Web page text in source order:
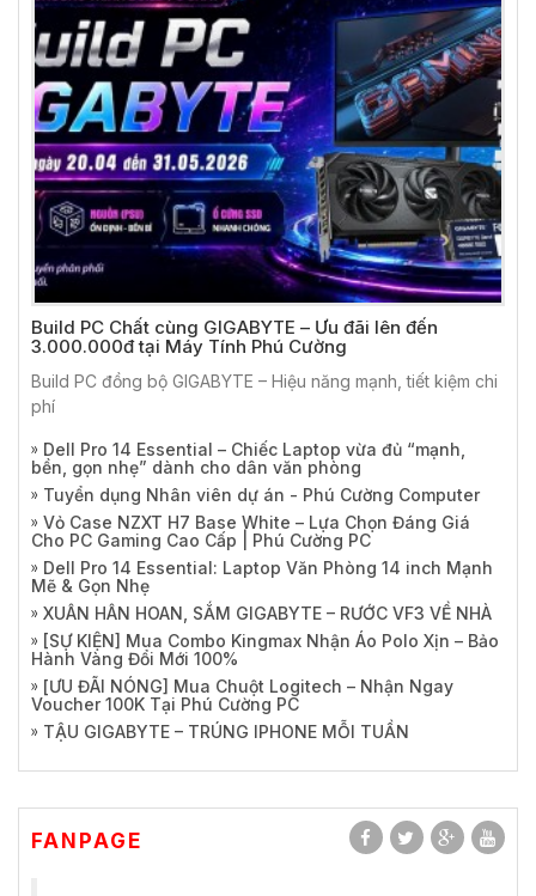
Build PC Chất cùng GIGABYTE – Ưu đãi lên đến
3.000.000đ tại Máy Tính Phú Cường
Build PC đồng bộ GIGABYTE – Hiệu năng mạnh, tiết kiệm chi
phí
Dell Pro 14 Essential – Chiếc Laptop vừa đủ “mạnh,
bền, gọn nhẹ” dành cho dân văn phòng
Tuyển dụng Nhân viên dự án - Phú Cường Computer
Vỏ Case NZXT H7 Base White – Lựa Chọn Đáng Giá
Cho PC Gaming Cao Cấp | Phú Cường PC
Dell Pro 14 Essential: Laptop Văn Phòng 14 inch Mạnh
Mẽ & Gọn Nhẹ
XUÂN HÂN HOAN, SẮM GIGABYTE – RƯỚC VF3 VỀ NHÀ
[SỰ KIỆN] Mua Combo Kingmax Nhận Áo Polo Xịn – Bảo
Hành Vàng Đổi Mới 100%
[ƯU ĐÃI NÓNG] Mua Chuột Logitech – Nhận Ngay
Voucher 100K Tại Phú Cường PC
TẬU GIGABYTE – TRÚNG IPHONE MỖI TUẦN
FANPAGE